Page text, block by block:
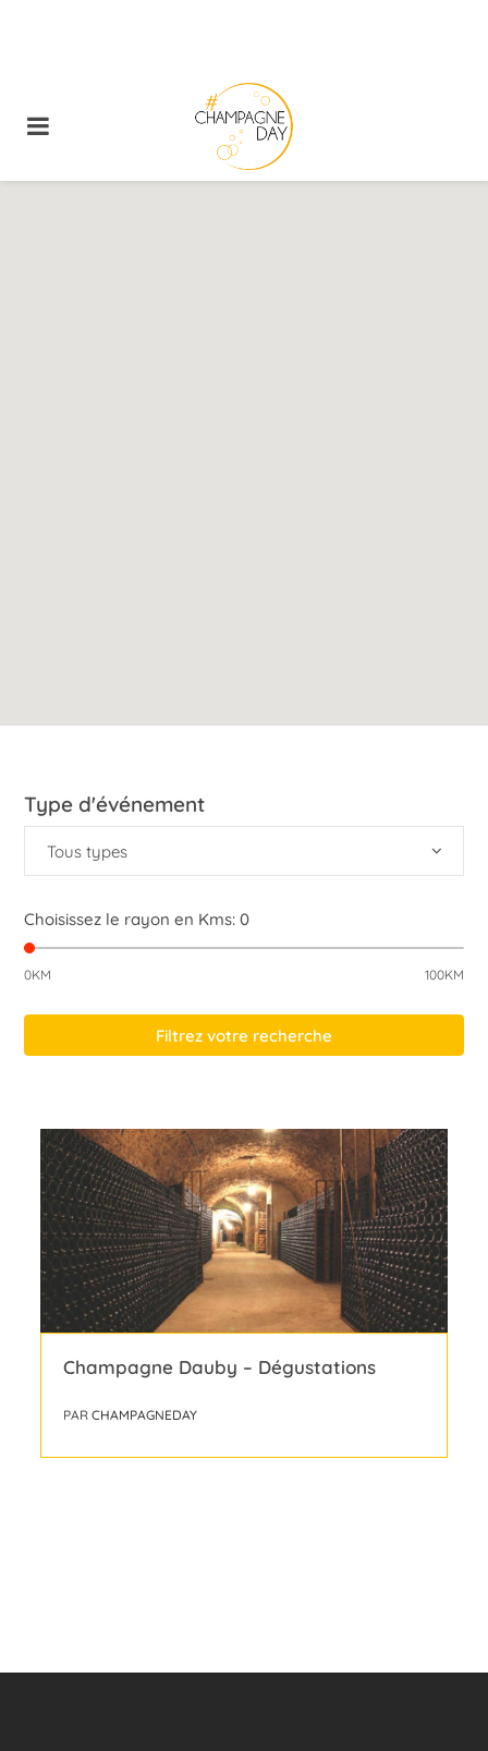
Type d'événement
Tous types
Choisissez le rayon en Kms: 0
0KM 100KM
Filtrez votre recherche
Champagne Dauby – Dégustations
PAR CHAMPAGNEDAY